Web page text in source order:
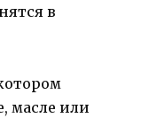
в
масле или